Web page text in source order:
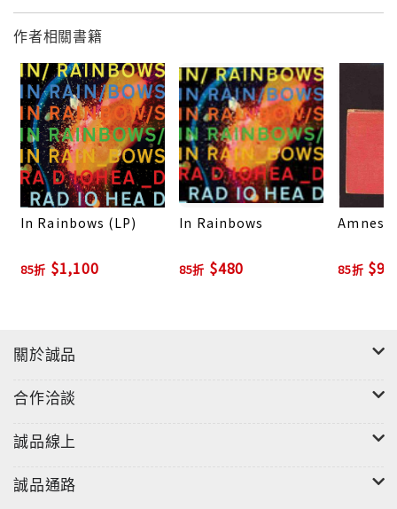
作者相關書籍
In Rainbows (LP)
85折 $1,100
In Rainbows
85折 $480 85折
關於誠品
合作洽談
誠品線上
誠品通路